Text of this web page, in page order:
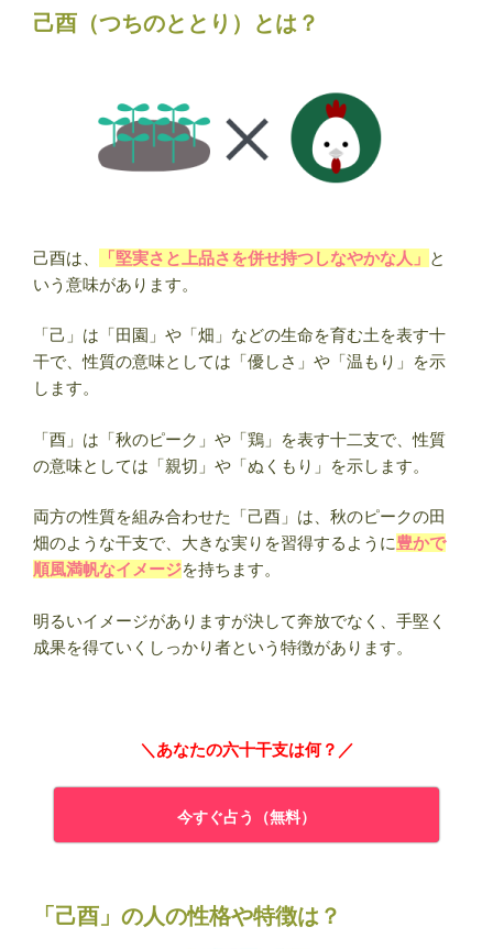
己酉（つちのととり）とは？
己酉は、 「堅実さと上品さを併せ持つしなやかな人」 と
いう意味があります。
「己」は「田園」や「畑」などの生命を育む土を表す十
干で、性質の意味としては「優しさ」や「温もり」を示
します。
「酉」は「秋のピーク」や「鶏」を表す十二支で、性質
の意味としては「親切」や「ぬくもり」を示します。
両方の性質を組み合わせた「己酉」は、秋のピークの田
畑のような干支で、大きな実りを習得するように豊かで
順風満帆なイメージを持ちます。
明るいイメージがありますが決して奔放でなく、手堅く
成果を得ていくしっかり者という特徴があります。
＼あなたの六十干支は何？／
今すぐ占う（無料）
「己酉」の人の性格や特徴は？